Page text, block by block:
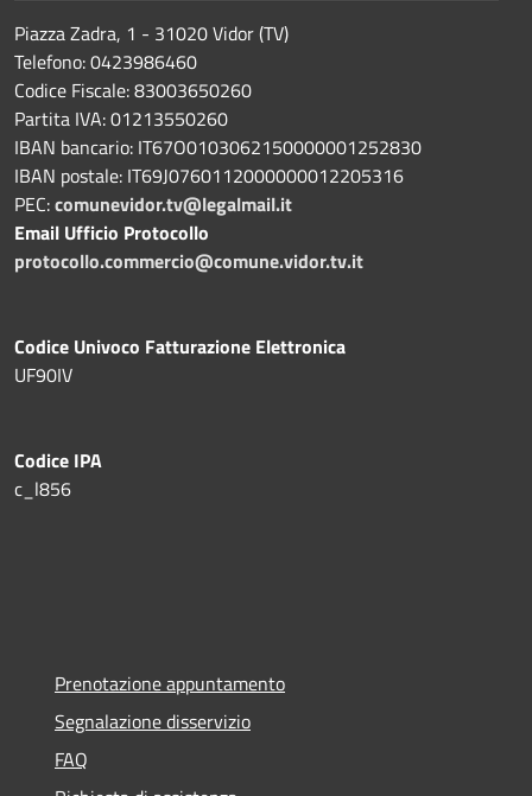
Piazza Zadra, 1 - 31020 Vidor (TV)
Telefono: 0423986460
Codice Fiscale: 83003650260
Partita IVA: 01213550260
IBAN bancario: IT67O0103062150000001252830
IBAN postale: IT69J0760112000000012205316
PEC:comunevidor.tv@legalmail.it
Email Ufficio Protocollo
protocollo.commercio@comune.vidor.tv.it
Codice Univoco Fatturazione Elettronica
UF90IV
Codice IPA
c_l856
Prenotazione appuntamento
Segnalazione disservizio
FAQ